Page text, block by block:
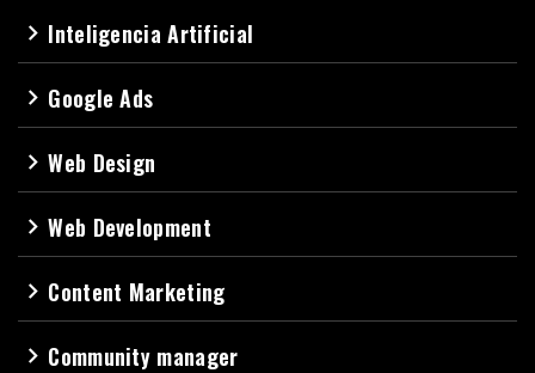
navigate_next Inteligencia Artificial
navigate_next Google Ads
navigate_nextWeb Design
navigate_nextWeb Development
navigate_next Content Marketing
navigate_next Community manager